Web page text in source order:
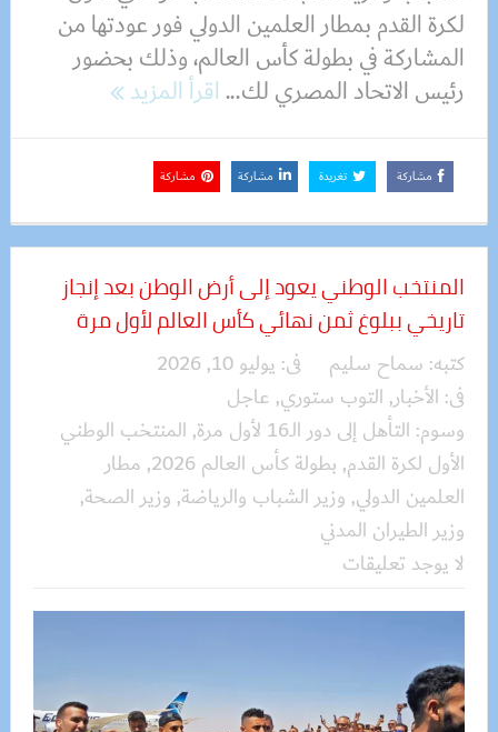
لكرة القدم بمطار العلمين الدولي فور عودتها من
المشاركة في بطولة كأس العالم، وذلك بحضور
رئيس الاتحاد المصري لك...اقرأ المزيد
مشاركة تغريدة مشاركة مشاركة
المنتخب الوطني يعود إلى أرض الوطن بعد إنجاز
تاريخي ببلوغ ثمن نهائي كأس العالم لأول مرة
كتبه: سماح سليم فى: يوليو 10, 2026
فى: الأخبار, التوب ستوري, عاجل
وسوم: التأهل إلى دور الـ16 لأول مرة , المنتخب الوطني
الأول لكرة القدم, بطولة كأس العالم 2026 , مطار
العلمين الدولي, وزير الشباب والرياضة, وزير الصحة,
وزير الطيران المدني
لا يوجد تعليقات